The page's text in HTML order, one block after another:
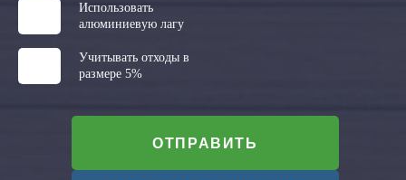
Использовать
алюминиевую лагу
Учитывать отходы в
размере 5%
ОТПРАВИТЬ